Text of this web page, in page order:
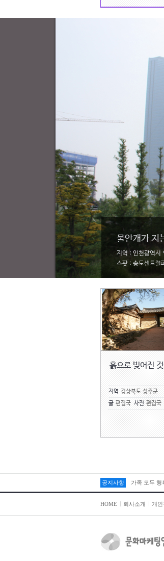
지역 : 인천광역시
스팟 : 송도센트럴
물안개가 지
흙으로 빚어진
지역 경상북도 성주군
글 편집국 사진 편집국
공지사항 가족 모두 행
HOME 회사소개 개